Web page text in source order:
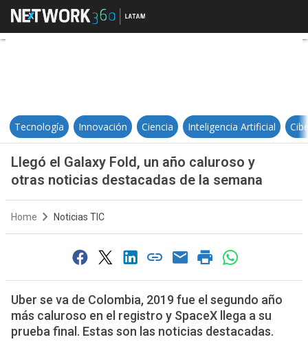
Llegó el Galaxy Fold, un año
Tecnología Innovación Ciencia Inteligencia Artificial
Llegó el Galaxy Fold, un año caluroso y
otras noticias destacadas de la semana
Home Noticias TIC
Uber se va de Colombia, 2019 fue el segundo año
más caluroso en el registro y SpaceX llega a su
prueba final. Estas son las noticias destacadas.